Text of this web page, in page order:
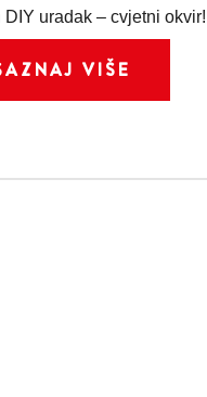
DIY uradak – cvjetni okvir!
VIŠE